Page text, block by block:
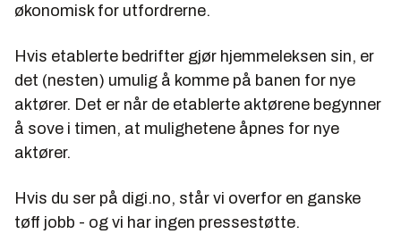
økonomisk for utfordrerne.
Hvis etablerte bedrifter gjør hjemmeleksen sin, er
det (nesten) umulig å komme på banen for nye
aktører. Det er når de etablerte aktørene begynner
å sove i timen, at mulighetene åpnes for nye
aktører.
Hvis du ser på digi.no, står vi overfor en ganske
tøff jobb - og vi har ingen pressestøtte.